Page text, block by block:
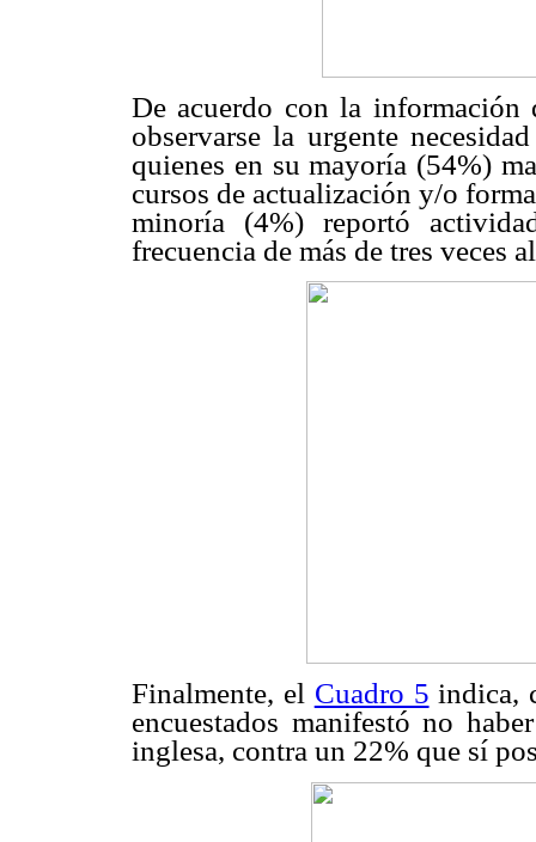
De acuerdo con la
observarse la urgente
quienes en su mayoría (54%)
cursos de actualización y/o
minoría (4%) reportó
frecuencia de más de tres veces
Finalmente, el Cuadro 5 indica,
encuestados manifestó no
inglesa, contra un 22% que sí